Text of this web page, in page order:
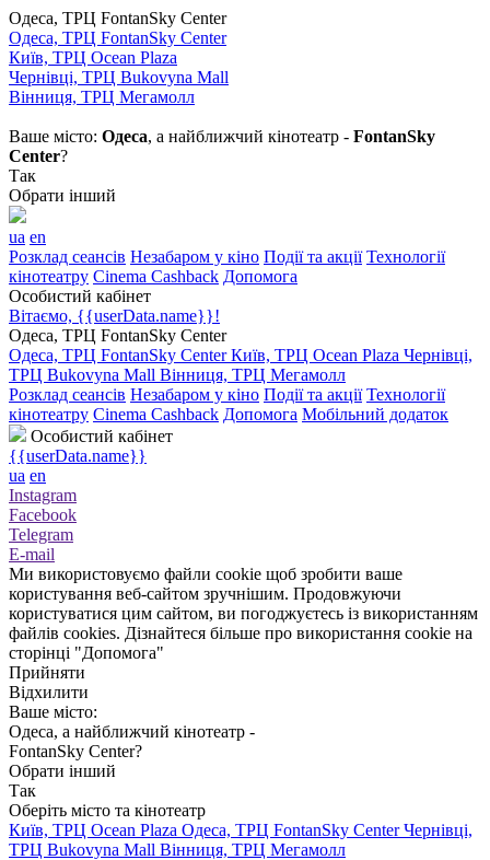
Одеса, ТРЦ FontanSky Center
Одеса, ТРЦ FontanSky Center
Київ, ТРЦ Ocean Plaza
Чернівці, ТРЦ Bukovyna Mall
Вінниця, ТРЦ Мегамолл
Ваше місто: Одеса, а найближчий кінотеатр - FontanSky
Center?
Так
Обрати інший
ua en
Розклад сеансів Незабаром у кіно Події та акції Технології
кінотеатру Cinema Cashback Допомога
Особистий кабінет
Вітаємо, {{userData.name}}!
Одеса, ТРЦ FontanSky Center
Одеса, ТРЦ FontanSky CenterКиїв, ТРЦ Ocean Plaza Чернівці,
ТРЦ Bukovyna Mall Вінниця, ТРЦ Мегамолл
Розклад сеансів Незабаром у кіно Події та акції Технології
кінотеатру Cinema Cashback Допомога Мобільний додаток
Особистий кабінет
{{userData.name}}
ua en
Instagram
Facebook
Telegram
E-mail
Ми використовуємо файли cookie щоб зробити ваше
користування веб-сайтом зручнішим. Продовжуючи
користуватися цим сайтом, ви погоджуєтесь із використанням
файлів cookies. Дізнайтеся більше про використання cookie на
сторінці "Допомога"
Прийняти
Відхилити
Ваше місто:
Одеса, а найближчий кінотеатр -
FontanSky Center?
Обрати інший
Так
Оберіть місто та кінотеатр
Київ, ТРЦ Ocean Plaza Одеса, ТРЦ FontanSky CenterЧернівці,
ТРЦ Bukovyna Mall Вінниця, ТРЦ Мегамолл